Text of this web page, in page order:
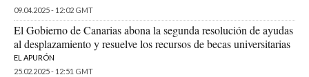
09.04.2025 - 12:02 GMT
El Gobierno de Canarias abona la segunda resolución de ayudas
al desplazamiento y resuelve los recursos de becas universitarias
EL APURÓN
25.02.2025 - 12:51 GMT